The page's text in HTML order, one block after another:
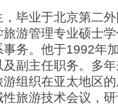
业于北京第二外
游管理专业硕士
务。他于1992年
副主任职务。多
组织在亚太地区
旅游技术会议，